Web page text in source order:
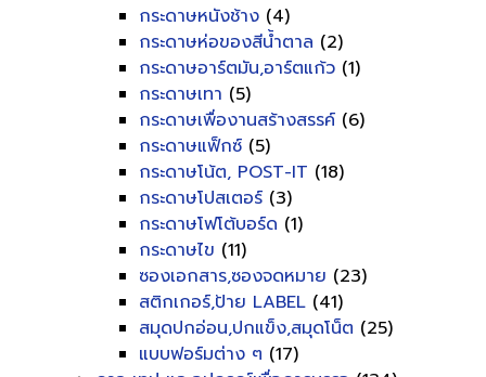
กระดาษหนังช้าง (4)
กระดาษห่อของสีน้ำตาล (2)
กระดาษอาร์ตมัน,อาร์ตแก้ว (1)
กระดาษเทา (5)
กระดาษเพื่องานสร้างสรรค์ (6)
กระดาษแฟ็กซ์ (5)
กระดาษโน้ต, POST-IT (18)
กระดาษโปสเตอร์ (3)
กระดาษโฟโต้บอร์ด (1)
กระดาษไข (11)
ซองเอกสาร,ซองจดหมาย (23)
สติกเกอร์,ป้าย LABEL (41)
สมุดปกอ่อน,ปกแข็ง,สมุดโน็ต (25)
แบบฟอร์มต่าง ๆ (17)